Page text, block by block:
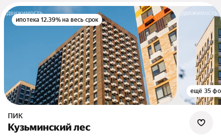
ипотека 12.39% на весь срок
ещё 35
ПИК
Кузьминский лес